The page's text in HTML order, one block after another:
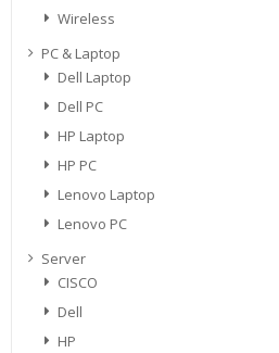
Wireless
PC & Laptop
Dell Laptop
Dell PC
HP Laptop
HP PC
Lenovo Laptop
Lenovo PC
Server
CISCO
Dell
HP